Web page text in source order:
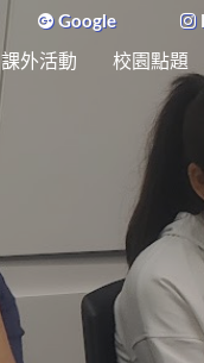
課外活動 校園點題
Google